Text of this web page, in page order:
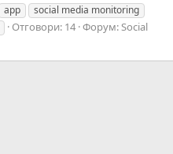
app
social media monitoring
Отговори: 14 Форум:Social